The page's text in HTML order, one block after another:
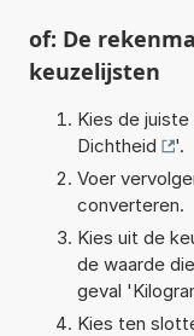
of: De
keuzelijsten
Kies de
Dichtheid
'.
Voer
converteren.
Kies uit de
de waarde
geval '
Kies ten